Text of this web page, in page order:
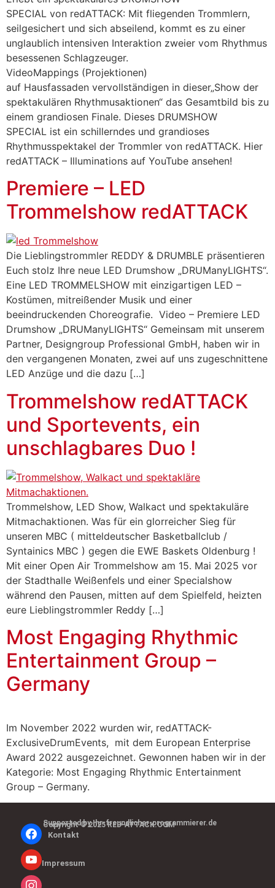
SPECIAL von redATTACK: Mit fliegenden Trommlern,
seilgesichert und sich abseilend, kommt es zu einer
unglaublich intensiven Interaktion zweier vom Rhythmus
besessenen Schlagzeuger.
VideoMappings (Projektionen)
auf Hausfassaden vervollständigen in dieser„Show der
spektakulären Rhythmusaktionen“ das Gesamtbild bis zu
einem grandiosen Finale. Dieses DRUMSHOW
SPECIAL ist ein schillerndes und grandioses
Rhythmusspektakel der Trommler von redATTACK. Hier
redATTACK – Illuminations auf YouTube ansehen!
Premiere – LED
Trommelshow redATTACK
Die Lieblingstrommler REDDY & DRUMBLE präsentieren
Euch stolz Ihre neue LED Drumshow „DRUManyLIGHTS“.
Eine LED TROMMELSHOW mit einzigartigen LED –
Kostümen, mitreißender Musik und einer
beeindruckenden Choreografie. Video – Premiere LED
Drumshow „DRUManyLIGHTS“ Gemeinsam mit unserem
Partner, Designgroup Professional GmbH, haben wir in
den vergangenen Monaten, zwei auf uns zugeschnittene
LED Anzüge und die dazu […]
Trommelshow redATTACK
und Sportevents, ein
unschlagbares Duo !
Trommelshow, LED Show, Walkact und spektakuläre
Mitmachaktionen. Was für ein glorreicher Sieg für
unseren MBC ( mitteldeutscher Basketballclub /
Syntainics MBC ) gegen die EWE Baskets Oldenburg !
Mit einer Open Air Trommelshow am 15. Mai 2025 vor
der Stadthalle Weißenfels und einer Specialshow
während den Pausen, mitten auf dem Spielfeld, heizten
eure Lieblingstrommler Reddy […]
Most Engaging Rhythmic
Entertainment Group –
Germany
Im November 2022 wurden wir, redATTACK-
ExclusiveDrumEvents, mit dem European Enterprise
Award 2022 ausgezeichnet. Gewonnen haben wir in der
Kategorie: Most Engaging Rhythmic Entertainment
Group – Germany.
Kontakt
Impressum
Copyright © 2025 RED-ATTACK.COM
Supported by Ihr-freundlicher-programmierer.de